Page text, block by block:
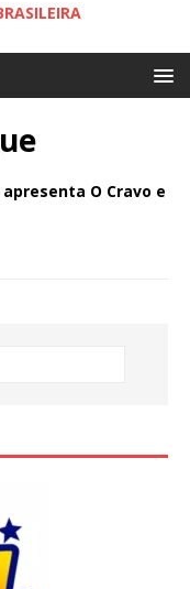
O Cravo e